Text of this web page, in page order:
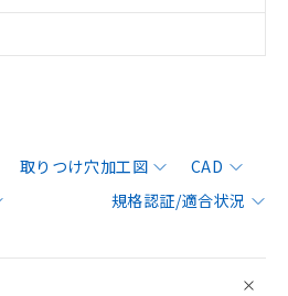
取りつけ穴加工図
CAD
規格認証/適合状況